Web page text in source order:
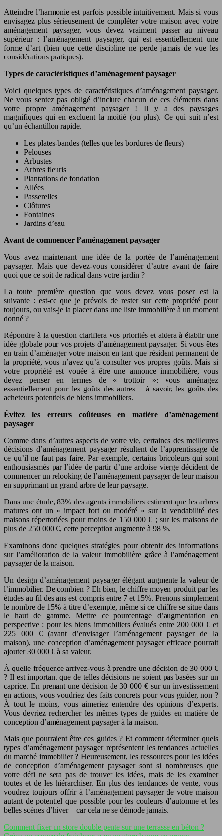
Atteindre l’harmonie est parfois possible intuitivement. Mais si vous
envisagez plus sérieusement de compléter votre maison avec votre
aménagement paysager, vous devez vraiment passer au niveau
supérieur : l’aménagement paysager, qui est essentiellement une
forme d’art (bien que cette discipline ne perde jamais de vue les
considérations pratiques).
Types de caractéristiques d’aménagement paysager
Voici quelques types de caractéristiques d’aménagement paysager.
Ne vous sentez pas obligé d’inclure chacun de ces éléments dans
votre propre aménagement paysager ! Il y a des paysages
magnifiques qui en excluent la moitié (ou plus). Ce qui suit n’est
qu’un échantillon rapide.
Les plates-bandes (telles que les bordures de fleurs)
Pelouses
Arbustes
Arbres fleuris
Plantations de fondation
Allées
Passerelles
Clôtures
Fontaines
Jardins d’eau
Avant de commencer l’aménagement paysager
Vous avez maintenant une idée de la portée de l’aménagement
paysager. Mais que devez-vous considérer d’autre avant de faire
quoi que ce soit de radical dans votre jardin ?
La toute première question que vous devez vous poser est la
suivante : est-ce que je prévois de rester sur cette propriété pour
toujours, ou vais-je la placer dans une liste immobilière à un moment
donné ?
Répondre à la question clarifiera vos priorités et aidera à établir une
idée globale pour vos projets d’aménagement paysager. Si vous êtes
en train d’aménager votre maison en tant que résident permanent de
la propriété, vous n’avez qu’à consulter vos propres goûts. Mais si
votre propriété est vouée à être une annonce immobilière, vous
devez penser en termes de « trottoir »: vous aménagez
essentiellement pour les goûts des autres – à savoir, les goûts des
acheteurs potentiels de biens immobiliers.
Évitez les erreurs coûteuses en matière d’aménagement
paysager
Comme dans d’autres aspects de votre vie, certaines des meilleures
décisions d’aménagement paysager résultent de l’apprentissage de
ce qu’il ne faut pas faire. Par exemple, certains bricoleurs qui sont
enthousiasmés par l’idée de partir d’une ardoise vierge décident de
commencer un relooking de l’aménagement paysager de leur maison
en supprimant un grand arbre de leur paysage.
Dans une étude, 83% des agents immobiliers estiment que les arbres
matures ont un « impact fort ou modéré » sur la vendabilité des
maisons répertoriées pour moins de 150 000 € ; sur les maisons de
plus de 250 000 €, cette perception augmente à 98 %.
Examinons donc quelques stratégies pour obtenir des informations
sur l’amélioration de la valeur immobilière grâce à l’aménagement
paysager de la maison.
Un design d’aménagement paysager élégant augmente la valeur de
l’immobilier. De combien ? Eh bien, le chiffre moyen produit par les
études au fil des ans est compris entre 7 et 15%. Prenons simplement
le nombre de 15% à titre d’exemple, même si ce chiffre se situe dans
le haut de gamme. Mettre ce pourcentage d’augmentation en
perspective : pour les biens immobiliers évalués entre 200 000 € et
225 000 € (avant d’envisager l’aménagement paysager de la
maison), une conception d’aménagement paysager efficace pourrait
ajouter 30 000 € à sa valeur.
À quelle fréquence arrivez-vous à prendre une décision de 30 000 €
? Il est important que de telles décisions ne soient pas basées sur un
caprice. En prenant une décision de 30 000 € sur un investissement
en actions, vous voudriez des faits concrets pour vous guider, non ?
À tout le moins, vous aimeriez entendre des opinions d’experts.
Vous devriez rechercher les mêmes types de guides en matière de
conception d’aménagement paysager à la maison.
Mais que pourraient être ces guides ? Et comment déterminer quels
types d’aménagement paysager représentent les tendances actuelles
du marché immobilier ? Heureusement, les ressources pour les idées
de conception d’aménagement paysager sont si nombreuses que
votre défi ne sera pas de trouver les idées, mais de les examiner
toutes et de les hiérarchiser. En plus des tendances de vente, vous
voudrez toujours offrir à l’aménagement paysager de votre maison
autant de potentiel que possible pour les couleurs d’automne et les
belles scènes d’hiver – car cela ne se démode jamais.
Comment fixer un store double pente sur une terrasse en béton ?